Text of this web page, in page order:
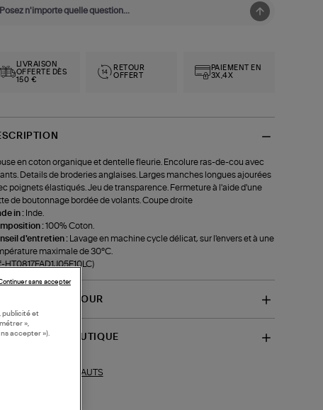
LIVRAISON
OFFERTE DÈS
150 €
RETOUR
OFFERT
PAIEMENT EN
3X,4X
en coton organique et dentelle fleurie. Encolure ras-de-cou avec
Details de broderies anglaises. Larges manches longues ajourées
poignets élastiqués. Jeu de transparence. Fermeture à l'aide d'une
de boutonnage bordée de volants. Coupe droite
in : Inde.
:100% Coton.
d'entretien :
Lavage en machine cycle délicat, sur l'envers et à une
maximale de 30°C.
HT0817FAD1J05E10LC)
ET RETOUR
BOUTIQUE
HAUTS
publicité et
»,
accepter »).
sans accepter